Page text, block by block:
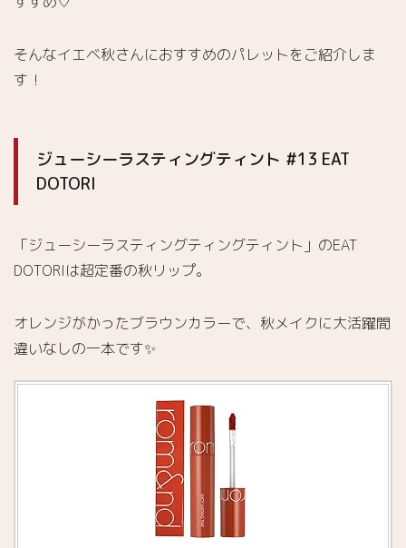
そんなイエベ秋さんにおすすめのパレットをご紹介しま
す！
ジューシーラスティングティント #13 EAT
DOTORI
「ジューシーラスティングティングティント」のEAT
DOTORIは超定番の秋リップ。
オレンジがかったブラウンカラーで、秋メイクに大活躍間
違いなしの一本です✨